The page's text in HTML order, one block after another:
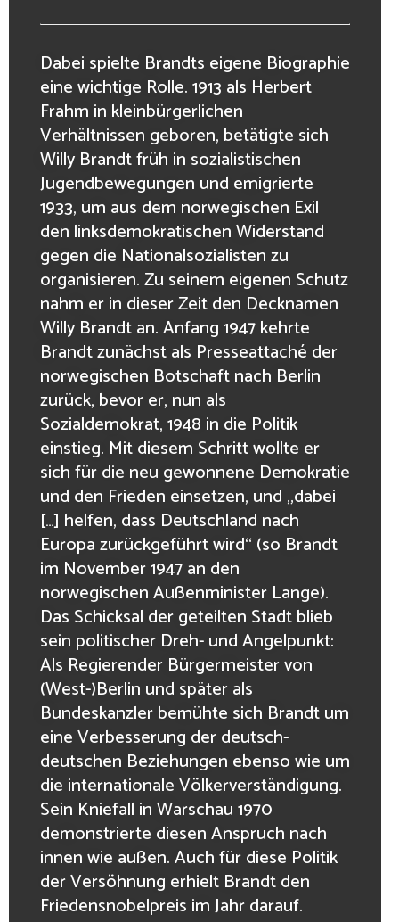
Dabei spielte Brandts eigene Biographie
eine wichtige Rolle. 1913 als Herbert
Frahm in kleinbürgerlichen
Verhältnissen geboren, betätigte sich
Willy Brandt früh in sozialistischen
Jugendbewegungen und emigrierte
1933, um aus dem norwegischen Exil
den linksdemokratischen Widerstand
gegen die Nationalsozialisten zu
organisieren. Zu seinem eigenen Schutz
nahm er in dieser Zeit den Decknamen
Willy Brandt an. Anfang 1947 kehrte
Brandt zunächst als Presseattaché der
norwegischen Botschaft nach Berlin
zurück, bevor er, nun als
Sozialdemokrat, 1948 in die Politik
einstieg. Mit diesem Schritt wollte er
sich für die neu gewonnene Demokratie
und den Frieden einsetzen, und „dabei
[…] helfen, dass Deutschland nach
Europa zurückgeführt wird“ (so Brandt
im November 1947 an den
norwegischen Außenminister Lange).
Das Schicksal der geteilten Stadt blieb
sein politischer Dreh- und Angelpunkt:
Als Regierender Bürgermeister von
(West-)Berlin und später als
Bundeskanzler bemühte sich Brandt um
eine Verbesserung der deutsch-
deutschen Beziehungen ebenso wie um
die internationale Völkerverständigung.
Sein Kniefall in Warschau 1970
demonstrierte diesen Anspruch nach
innen wie außen. Auch für diese Politik
der Versöhnung erhielt Brandt den
Friedensnobelpreis im Jahr darauf.